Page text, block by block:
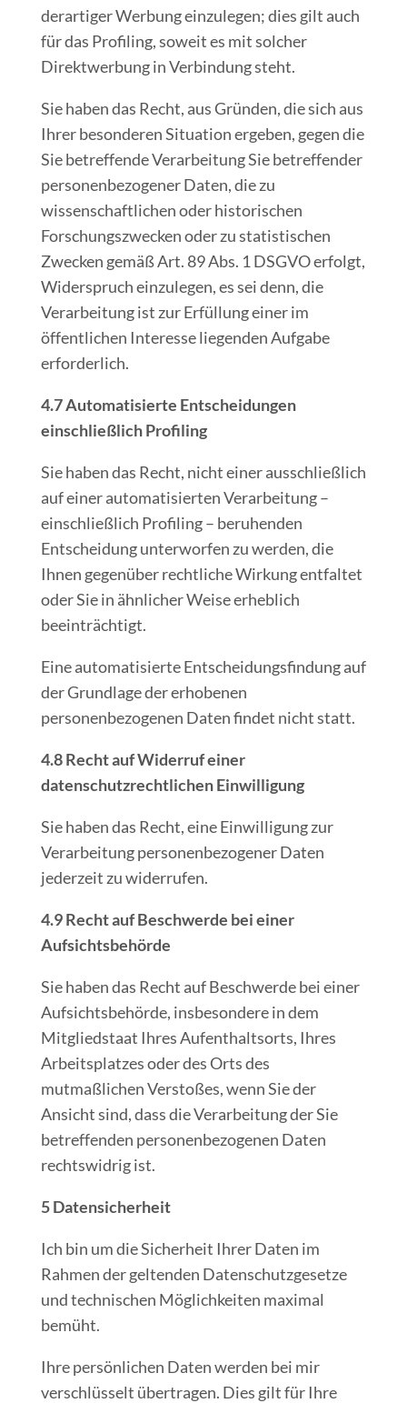
derartiger Werbung einzulegen; dies gilt auch
für das Profiling, soweit es mit solcher
Direktwerbung in Verbindung steht.
Sie haben das Recht, aus Gründen, die sich aus
Ihrer besonderen Situation ergeben, gegen die
Sie betreffende Verarbeitung Sie betreffender
personenbezogener Daten, die zu
wissenschaftlichen oder historischen
Forschungszwecken oder zu statistischen
Zwecken gemäß Art. 89 Abs. 1 DSGVO erfolgt,
Widerspruch einzulegen, es sei denn, die
Verarbeitung ist zur Erfüllung einer im
öffentlichen Interesse liegenden Aufgabe
erforderlich.
4.7 Automatisierte Entscheidungen
einschließlich Profiling
Sie haben das Recht, nicht einer ausschließlich
auf einer automatisierten Verarbeitung –
einschließlich Profiling – beruhenden
Entscheidung unterworfen zu werden, die
Ihnen gegenüber rechtliche Wirkung entfaltet
oder Sie in ähnlicher Weise erheblich
beeinträchtigt.
Eine automatisierte Entscheidungsfindung auf
der Grundlage der erhobenen
personenbezogenen Daten findet nicht statt.
4.8 Recht auf Widerruf einer
datenschutzrechtlichen Einwilligung
Sie haben das Recht, eine Einwilligung zur
Verarbeitung personenbezogener Daten
jederzeit zu widerrufen.
4.9 Recht auf Beschwerde bei einer
Aufsichtsbehörde
Sie haben das Recht auf Beschwerde bei einer
Aufsichtsbehörde, insbesondere in dem
Mitgliedstaat Ihres Aufenthaltsorts, Ihres
Arbeitsplatzes oder des Orts des
mutmaßlichen Verstoßes, wenn Sie der
Ansicht sind, dass die Verarbeitung der Sie
betreffenden personenbezogenen Daten
rechtswidrig ist.
5 Datensicherheit
Ich bin um die Sicherheit Ihrer Daten im
Rahmen der geltenden Datenschutzgesetze
und technischen Möglichkeiten maximal
bemüht.
Ihre persönlichen Daten werden bei mir
verschlüsselt übertragen. Dies gilt für Ihre